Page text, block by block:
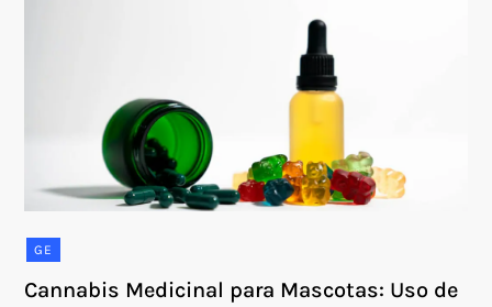
GE
Cannabis Medicinal para Mascotas: Uso de